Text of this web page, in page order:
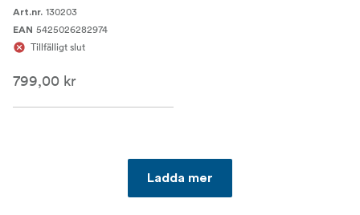
Art.nr. 130203
EAN 5425026282974
Tillfälligt slut
799,00 kr
Ladda mer